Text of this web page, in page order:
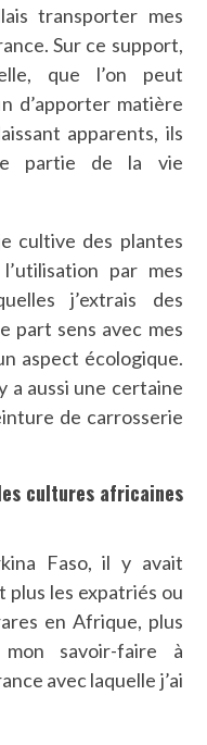
transporter mes
Sur ce support,
que l’on peut
d’apporter matière
apparents, ils
partie de la vie
cultive des plantes
par mes
j’extrais des
part sens avec mes
aspect écologique.
a aussi une certaine
de carrosserie
cultures africaines
Faso, il y avait
plus les expatriés ou
en Afrique, plus
savoir-faire à
avec laquelle j’ai